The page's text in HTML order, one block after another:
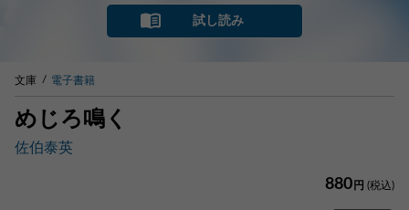
試し読み
文庫 電子書籍
めじろ鳴く
佐伯泰英
880 円 (税込)